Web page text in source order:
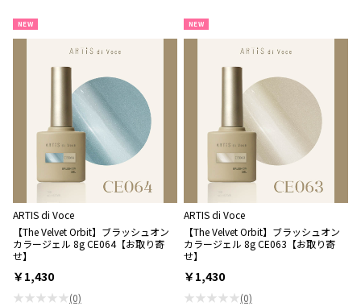
NEW
ARTIS di Voce
【The Velvet Orbit】ブラッシュオン
カラージェル 8g CE064【お取り寄
せ】
￥1,430
★★★★★(0)
NEW
ARTIS di Voce
【The Velvet Orbit】ブラッシュオン
カラージェル 8g CE063【お取り寄
せ】
￥1,430
★★★★★(0)